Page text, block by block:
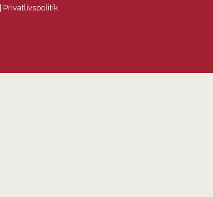
Privatlivspolitik